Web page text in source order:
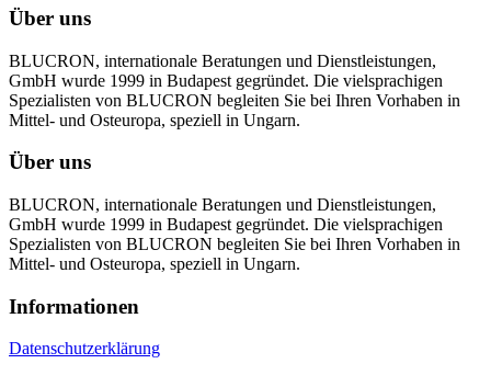
Über uns
BLUCRON, internationale Beratungen und Dienstleistungen,
GmbH wurde 1999 in Budapest gegründet. Die vielsprachigen
Spezialisten von BLUCRON begleiten Sie bei Ihren Vorhaben in
Mittel- und Osteuropa, speziell in Ungarn.
Über uns
BLUCRON, internationale Beratungen und Dienstleistungen,
GmbH wurde 1999 in Budapest gegründet. Die vielsprachigen
Spezialisten von BLUCRON begleiten Sie bei Ihren Vorhaben in
Mittel- und Osteuropa, speziell in Ungarn.
Informationen
Datenschutzerklärung